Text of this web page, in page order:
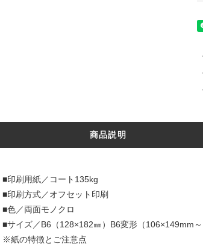
商品説明
■印刷用紙／コート135kg
■印刷方式／オフセット印刷
■色／両面モノクロ
■サイズ／B6（128×182㎜）B6変形（106×149mm～
※紙の特徴とご注意点